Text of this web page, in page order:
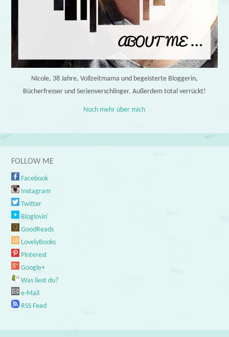
Nicole, 38 Jahre, Vollzeitmama und begeisterte Bloggerin,
Bücherfresser und Serienverschlinger. Außerdem total verrückt!
Noch mehr über mich
FOLLOW ME
Facebook
Instagram
Twitter
Bloglovin'
GoodReads
LovelyBooks
Pinterest
Google+
Was liest du?
e-Mail
RSS Feed